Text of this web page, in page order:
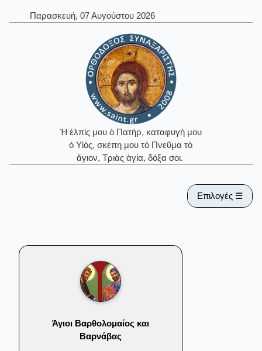
Παρασκευή, 07 Αυγούστου 2026
Ἡ ἐλπίς μου ὁ Πατήρ, καταφυγή μου
ὁ Υἱός, σκέπη μου τὸ Πνεῦμα τὸ
ἅγιον, Τριὰς ἁγία, δόξα σοι.
Επιλογές ☰
Άγιοι Βαρθολομαίος και
Βαρνάβας